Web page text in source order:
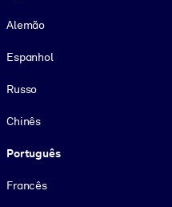
Alemão
Espanhol
Russo
Chinês
Português
Francês